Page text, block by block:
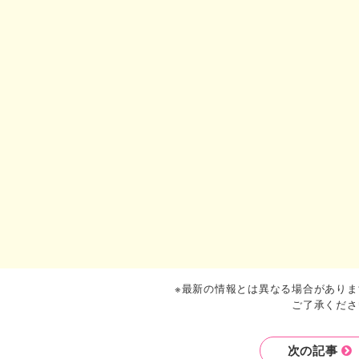
※最新の情報とは異なる場合がありま
ご了承くださ
次の記事